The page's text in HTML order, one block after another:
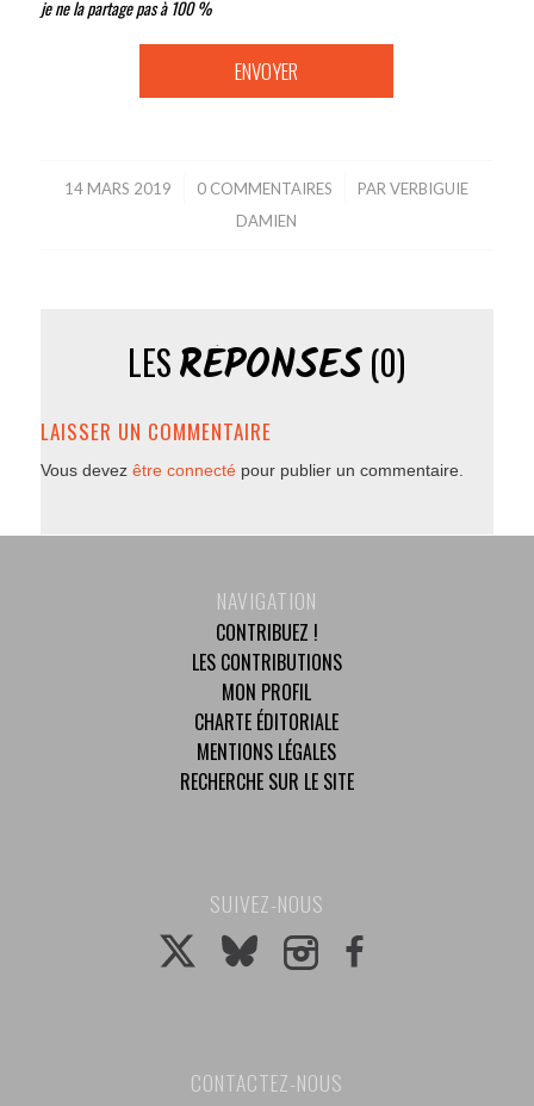
je ne la partage pas à 100 %
14 MARS 2019
/ 0 COMMENTAIRES
/ PARVERBIGUIE
DAMIEN
LESRÉPONSES(0)
LAISSER UN COMMENTAIRE
Vous devez être connectépour publier un commentaire.
NAVIGATION
CONTRIBUEZ !
LES CONTRIBUTIONS
MON PROFIL
CHARTE ÉDITORIALE
MENTIONS LÉGALES
RECHERCHE SUR LE SITE
SUIVEZ-NOUS
CONTACTEZ-NOUS